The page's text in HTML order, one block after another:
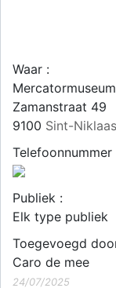
Waar :
Mercatormuseum
Zamanstraat 49
9100 Sint-Niklaas
Telefoonnummer
Publiek :
Elk type publiek
Toegevoegd
Caro de mee
24/07/2025